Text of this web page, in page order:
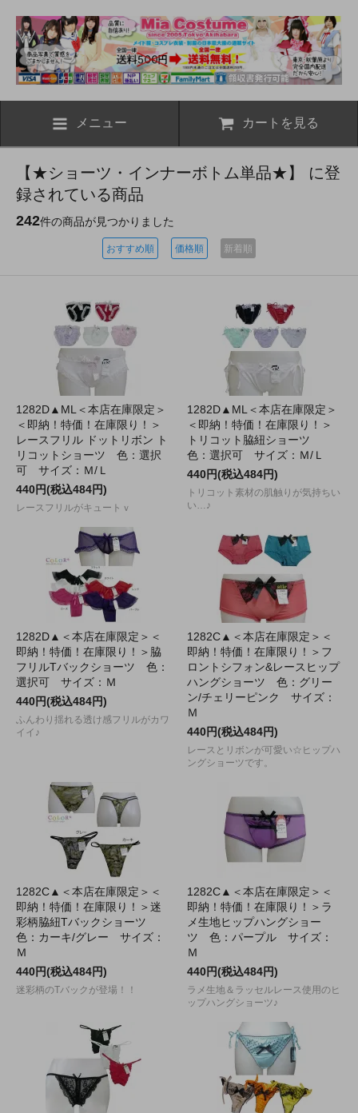
メニュー カートを見る
【★ショーツ・インナーボトム単品★】 に登
録されている商品
242件の商品が見つかりました
おすすめ順 価格順 新着順
1282D▲ML＜本店在庫限定＞
＜即納！特価！在庫限り！＞
レースフリル ドットリボン ト
リコットショーツ 色：選択
可 サイズ：Ｍ/Ｌ
440円(税込484円)
レースフリルがキュートｖ
1282D▲ML＜本店在庫限定＞
＜即納！特価！在庫限り！＞
トリコット脇紐ショーツ
色：選択可 サイズ：Ｍ/Ｌ
440円(税込484円)
トリコット素材の肌触りが気持ちい
い…♪
1282D▲＜本店在庫限定＞＜
即納！特価！在庫限り！＞脇
フリルTバックショーツ 色：
選択可 サイズ：Ｍ
440円(税込484円)
ふんわり揺れる透け感フリルがカワ
イイ♪
1282C▲＜本店在庫限定＞＜
即納！特価！在庫限り！＞フ
ロントシフォン&レースヒップ
ハングショーツ 色：グリー
ン/チェリーピンク サイズ：
Ｍ
440円(税込484円)
レースとリボンが可愛い☆ヒップハ
ングショーツです。
1282C▲＜本店在庫限定＞＜
即納！特価！在庫限り！＞迷
彩柄脇紐Tバックショーツ
色：カーキ/グレー サイズ：
Ｍ
440円(税込484円)
迷彩柄のTバックが登場！！
1282C▲＜本店在庫限定＞＜
即納！特価！在庫限り！＞ラ
メ生地ヒップハングショー
ツ 色：パープル サイズ：
Ｍ
440円(税込484円)
ラメ生地＆ラッセルレース使用のヒ
ップハングショーツ♪